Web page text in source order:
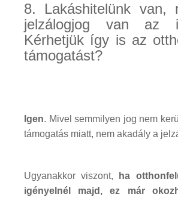
8. Lakáshitelünk van,
jelzálogjog van az
Kérhetjük így is az
támogatást?
Igen. Mivel semmilyen jog nem
támogatás miatt, nem akadály a
Ugyanakkor viszont,
ha
igényelnél majd, ez már